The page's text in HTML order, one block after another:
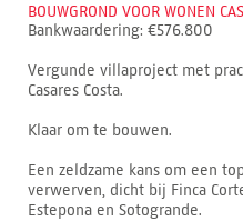
BOUWGROND VOOR WONEN
Bankwaardering: €576.800
Vergunde villaproject met
Casares Costa.
Klaar om te bouwen.
Een zeldzame kans om een
verwerven, dicht bij Finca
Estepona en Sotogrande.